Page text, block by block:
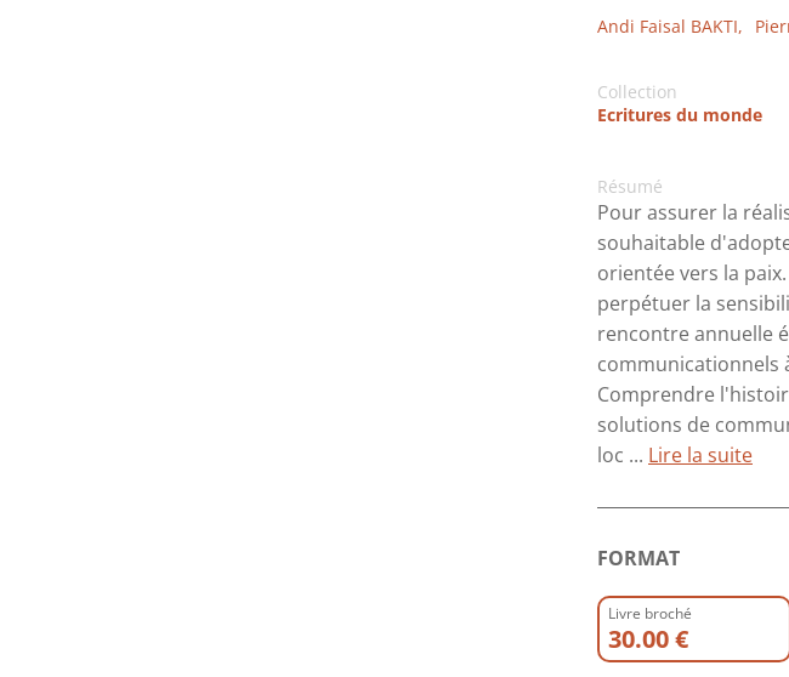
Andi Faisal BAKTI,
Collection
Ecritures du monde
Résumé
Pour assurer la
souhaitable
orientée vers la
perpétuer la
rencontre annuelle
communicationnels
Comprendre
solutions de
loc ... Lire la suite
FORMAT
Livre broché
30.00 €